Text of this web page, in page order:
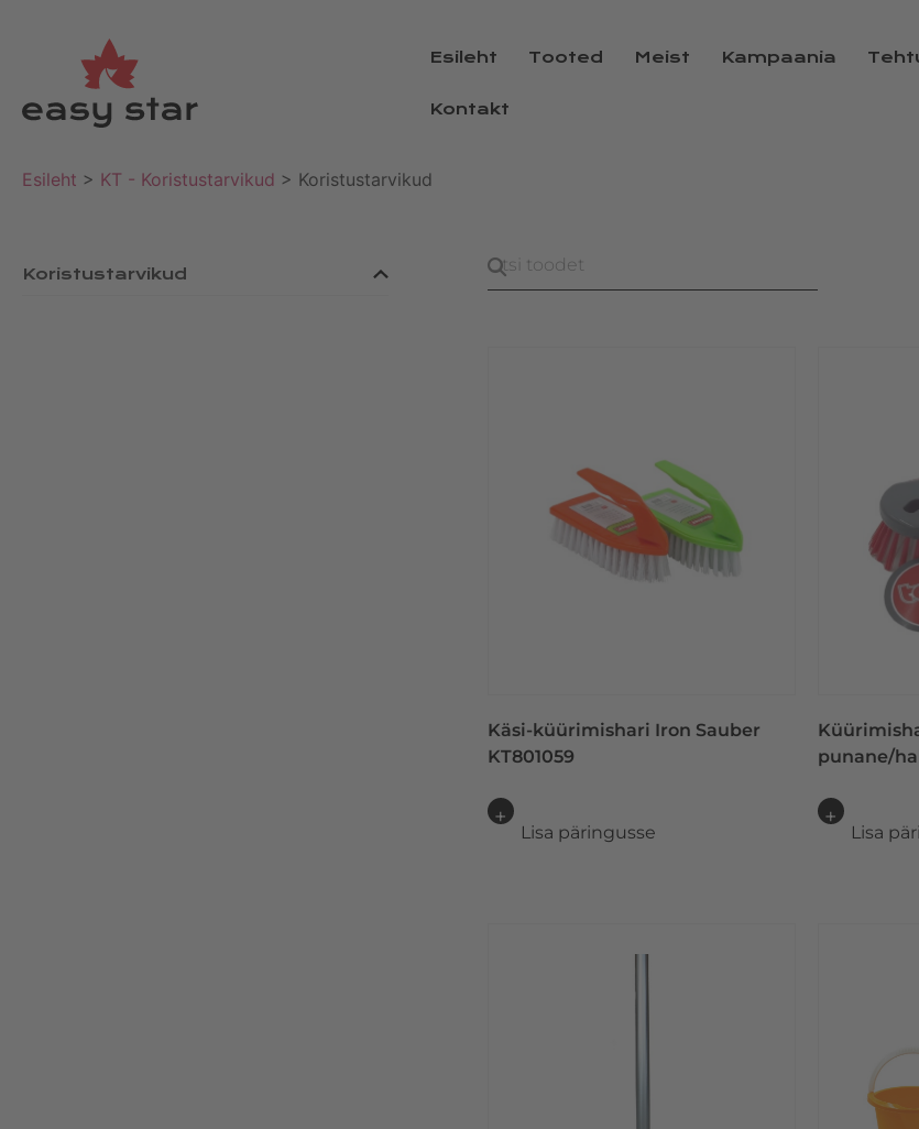
Esileht Tooted Meist Kampaania
Kontakt
Esileht > KT - Koristustarvikud > Koristustarvikud
Koristustarvikud
Käsi-küürimishari Iron Sauber
KT801059
Lisa päringusse
punane/
Lisa